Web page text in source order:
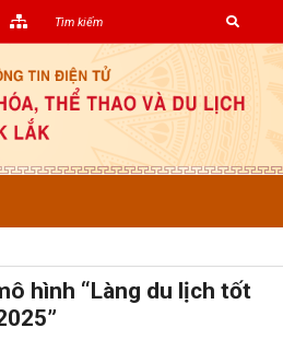
hình “Làng du lịch tốt